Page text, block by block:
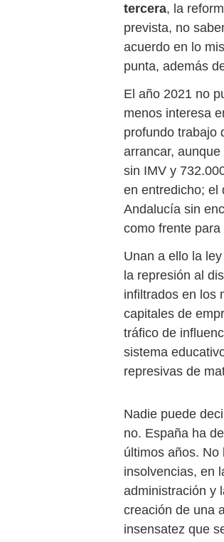
tercera, la
prevista, no
acuerdo en lo
punta, además
El año 2021 no
menos interesa
profundo trabajo
arrancar, aunque
sin IMV y
en entredicho; el
Andalucía sin
como frente
Unan a ello la
la represión al
infiltrados en los
capitales de
tráfico de
sistema
represivas de
Nadie puede
no. España ha
últimos años.
insolvencias, en
administración y
creación de una
insensatez que